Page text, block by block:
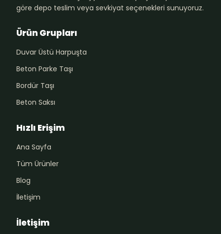
göre depo teslim veya sevkiyat seçenekleri sunuyoruz.
Ürün Grupları
Duvar Üstü Harpuşta
Beton Parke Taşı
Bordür Taşı
Beton Saksı
Hızlı Erişim
Ana Sayfa
Tüm Ürünler
Blog
İletişim
İletişim